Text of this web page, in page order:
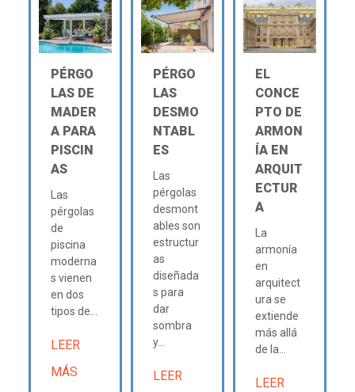
PÉRGO
LAS DE
MADER
A PARA
PISCIN
AS
Las
pérgolas
de
piscina
moderna
s vienen
en dos
tipos de...
LEER
MÁS
PÉRGO
LAS
DESMO
NTABL
ES
Las
pérgolas
desmont
ables son
estructur
as
diseñada
s para
dar
sombra
y...
LEER
EL
CONCE
PTO DE
ARMON
ÍA EN
ARQUIT
ECTUR
A
La
armonía
en
arquitect
ura se
extiende
más allá
de la...
LEER